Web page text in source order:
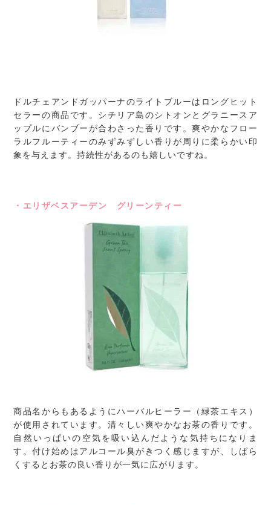
ドルチェアンドガッパーナのライトブルーはロングヒット
セラーの商品です。シチリア島のシトオンとグラニースア
ップルにバンブーが合わさった香りです。爽やかなフロー
ラルフルーティーのみずみずしい香りが周りに柔らかい印
象を与えます。持続性があるのも嬉しいですね。
・エリザベスアーデン グリーンティー
商品名からもあるようにハーバルヒーラー（緑茶エキス）
が使用されています。清々しい爽やかなお茶の香りです。
自然いっぱいの空気を吸い込んだような気持ちになりま
す。付け始めはアルコール臭がきつく感じますが、しばら
くするとお茶の良い香りが一気に広がります。